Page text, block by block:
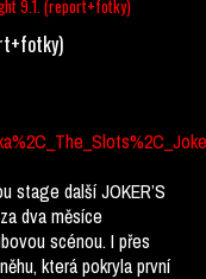
9.1. (report+fotky)
stage další JOKER’S
dva měsíce
scénou. I přes
která pokryla první